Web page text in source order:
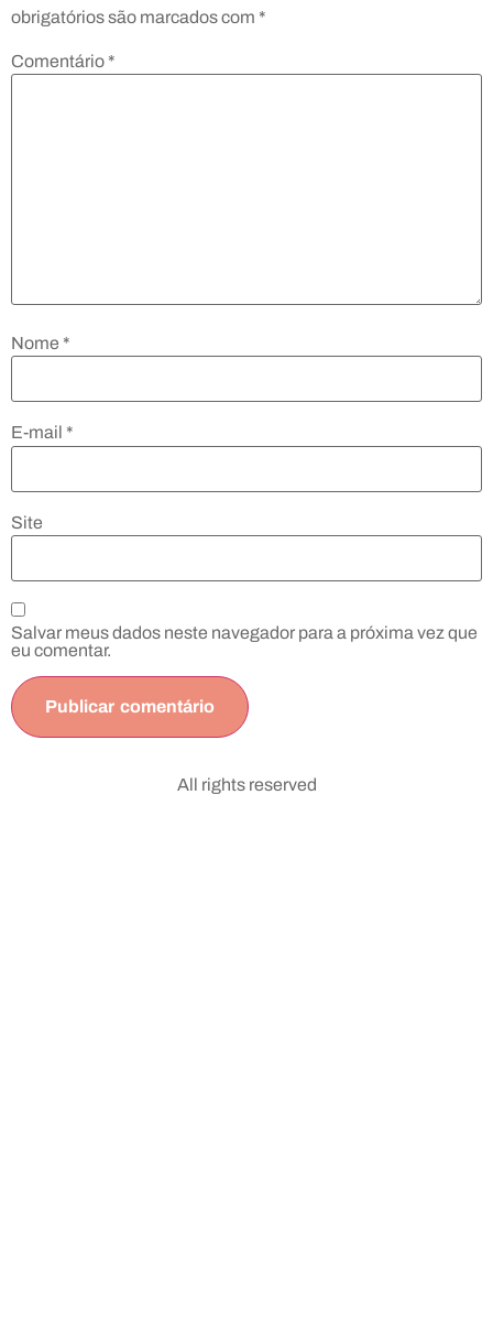
obrigatórios são marcados com *
Comentário *
Nome *
E-mail *
Site
Salvar meus dados neste navegador para a próxima vez que
eu comentar.
All rights reserved